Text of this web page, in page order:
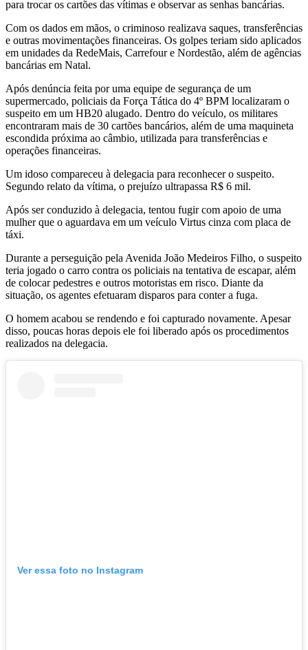
para trocar os cartões das vítimas e observar as senhas bancárias.
Com os dados em mãos, o criminoso realizava saques, transferências
e outras movimentações financeiras. Os golpes teriam sido aplicados
em unidades da RedeMais, Carrefour e Nordestão, além de agências
bancárias em Natal.
Após denúncia feita por uma equipe de segurança de um
supermercado, policiais da Força Tática do 4º BPM localizaram o
suspeito em um HB20 alugado. Dentro do veículo, os militares
encontraram mais de 30 cartões bancários, além de uma maquineta
escondida próxima ao câmbio, utilizada para transferências e
operações financeiras.
Um idoso compareceu à delegacia para reconhecer o suspeito.
Segundo relato da vítima, o prejuízo ultrapassa R$ 6 mil.
Após ser conduzido à delegacia, tentou fugir com apoio de uma
mulher que o aguardava em um veículo Virtus cinza com placa de
táxi.
Durante a perseguição pela Avenida João Medeiros Filho, o suspeito
teria jogado o carro contra os policiais na tentativa de escapar, além
de colocar pedestres e outros motoristas em risco. Diante da
situação, os agentes efetuaram disparos para conter a fuga.
O homem acabou se rendendo e foi capturado novamente. Apesar
disso, poucas horas depois ele foi liberado após os procedimentos
realizados na delegacia.
Ver essa foto no Instagram